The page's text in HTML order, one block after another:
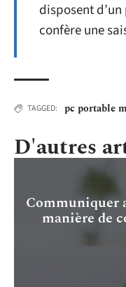
disposent
confère une
TAGGED: pc portable
D'autres
Communiquer
manière de